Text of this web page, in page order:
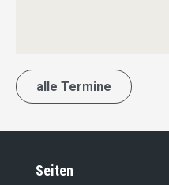
alle Termine
Seiten